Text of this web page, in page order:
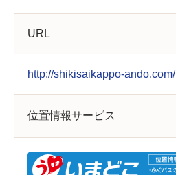
URL
http://shikisaikappo-ando.com/
位置情報サービス